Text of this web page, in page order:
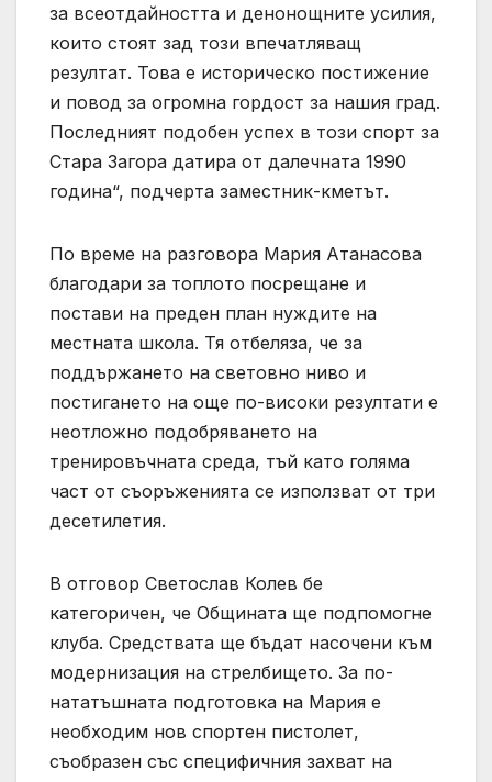
за всеотдайността и денонощните усилия,
които стоят зад този впечатляващ
резултат. Това е историческо постижение
и повод за огромна гордост за нашия град.
Последният подобен успех в този спорт за
Стара Загора датира от далечната 1990
година“, подчерта заместник-кметът.
По време на разговора Мария Атанасова
благодари за топлото посрещане и
постави на преден план нуждите на
местната школа. Тя отбеляза, че за
поддържането на световно ниво и
постигането на още по-високи резултати е
неотложно подобряването на
тренировъчната среда, тъй като голяма
част от съоръженията се използват от три
десетилетия.
В отговор Светослав Колев бе
категоричен, че Общината ще подпомогне
клуба. Средствата ще бъдат насочени към
модернизация на стрелбището. За по-
нататъшната подготовка на Мария е
необходим нов спортен пистолет,
съобразен със специфичния захват на